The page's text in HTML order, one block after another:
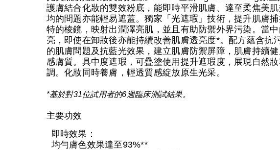
護膚結合化妝的雙效粉底，能即時平滑肌膚、達至柔焦美
均的問題亦能輕易遮蓋。獨家「光遮瑕」技術，提升肌膚
特的棱鏡，映射出潤澤亮肌，並且有助防禦外界污染。當
亮，即使在卸妝後亦能持續改善肌膚透亮度*。配方蘊含抗
的肌膚問題及抗藍光效果，建立肌膚防禦屏障，肌膚持續
感膚質。具中度遮瑕，可疊塗使用提升遮瑕度，展現自然
調。化妝同時養膚，輕透質感綻放原生光采。
*基於對31位試用者的6週臨床測試結果。
主要功效
即時效果：
均勻膚色效果達至93%**